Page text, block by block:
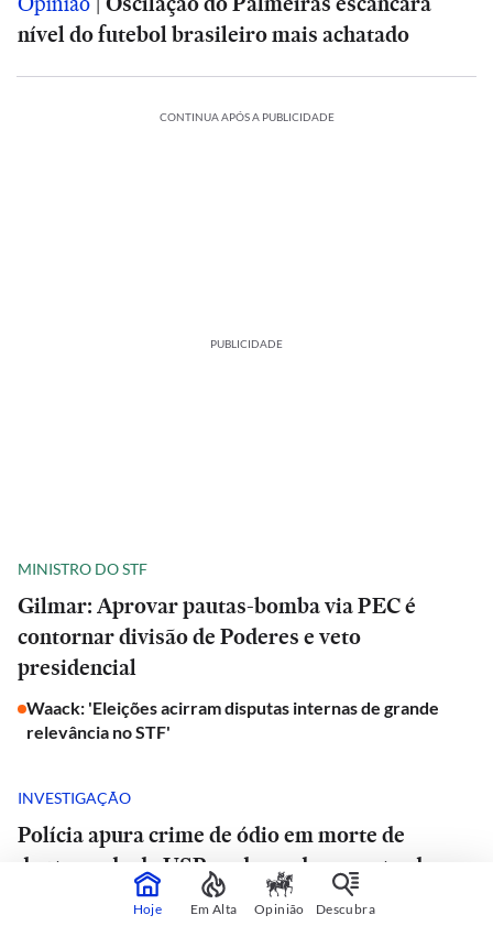
nível do futebol brasileiro mais achatado
CONTINUA APÓS A PUBLICIDADE
PUBLICIDADE
MINISTRO DO STF
Gilmar: Aprovar pautas-bomba via PEC é
contornar divisão de Poderes e veto
presidencial
Waack: 'Eleições acirram disputas internas de grande
relevância no STF'
INVESTIGAÇÃO
Polícia apura crime de ódio em morte de
doutorando da USP e advogado encontrado
morto em estrada de São Paulo
Hoje Em Alta Opinião Descubra